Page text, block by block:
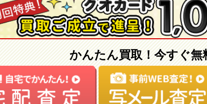
かんたん買取！今すぐ無